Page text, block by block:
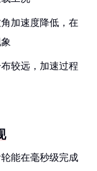
加速度降低，在
较远，加速过程
能在毫秒级完成